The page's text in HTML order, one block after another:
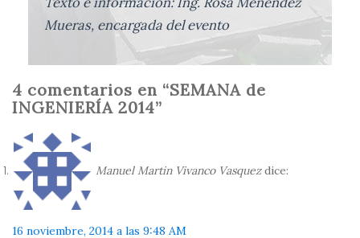
Mueras, encargada del evento
4 comentarios en “SEMANA de
INGENIERÍA 2014”
Manuel Martin Vivanco Vasquez dice:
16 noviembre, 2014 a las 9:48 AM